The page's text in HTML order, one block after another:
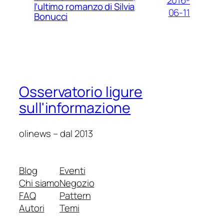
l’ultimo romanzo di Silvia
Bonucci
06-11
Osservatorio ligure
sull'informazione
olinews – dal 2013
Blog
Chi siamo
FAQ
Autori
Eventi
Negozio
Pattern
Temi